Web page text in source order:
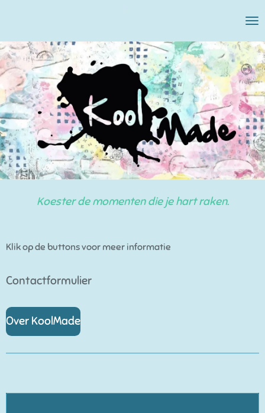
naar
de
hoofdinhoud
Koester de momenten die je hart raken.
Klik op de buttons voor meer informatie
Contactformulier
Over KoolMade